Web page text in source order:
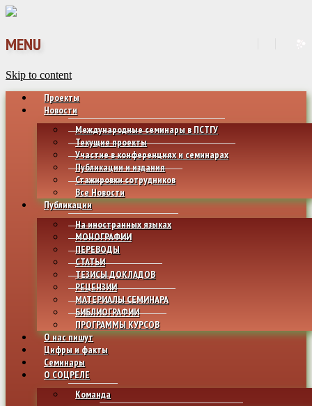
MENU
Skip to content
Проекты
Новости
Международные семинары в ПСТГУ
Текущие проекты
Участие в конференциях и семинарах
Публикации и издания
Стажировки сотрудников
Все Новости
Публикации
На иностранных языках
МОНОГРАФИИ
ПЕРЕВОДЫ
СТАТЬИ
ТЕЗИСЫ ДОКЛАДОВ
РЕЦЕНЗИИ
МАТЕРИАЛЫ СЕМИНАРА
БИБЛИОГРАФИИ
ПРОГРАММЫ КУРСОВ
О нас пишут
Цифры и факты
Семинары
О СОЦРЕЛЕ
Команда